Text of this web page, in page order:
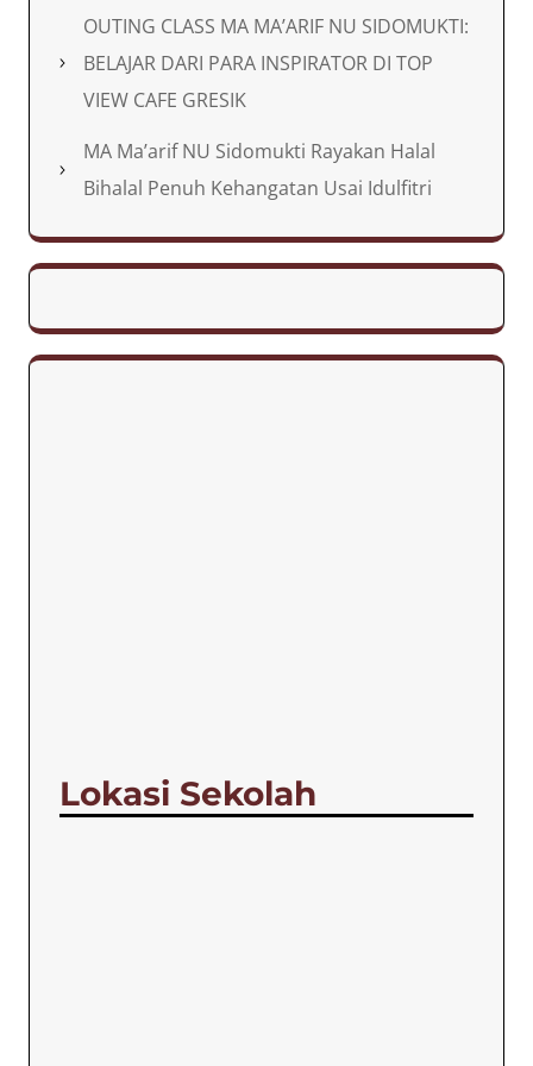
OUTING CLASS MA MA’ARIF NU SIDOMUKTI:
BELAJAR DARI PARA INSPIRATOR DI TOP
VIEW CAFE GRESIK
MA Ma’arif NU Sidomukti Rayakan Halal
Bihalal Penuh Kehangatan Usai Idulfitri
Lokasi Sekolah